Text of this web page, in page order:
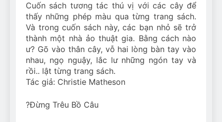
Cuốn sách tương tác thú vị với các cây để
thấy những phép màu qua từng trang sách.
Và trong cuốn sách này, các bạn nhỏ sẽ trở
thành một nhà ảo thuật gia. Bằng cách nào
ư? Gõ vào thân cây, vỗ hai lòng bàn tay vào
nhau, ngọ nguậy, lắc lư những ngón tay và
rồi.. lật từng trang sách.
Tác giả: Christie Matheson
?Đừng Trêu Bồ Câu